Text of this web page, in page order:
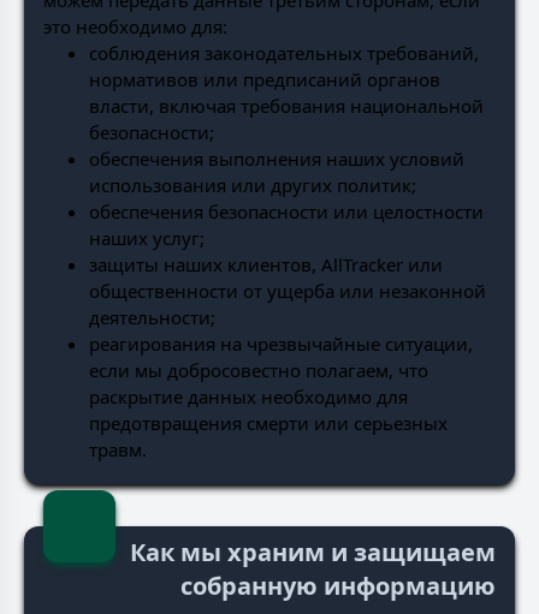
это необходимо для:
соблюдения законодательных требований,
нормативов или предписаний органов
власти, включая требования национальной
безопасности;
обеспечения выполнения наших условий
использования или других политик;
обеспечения безопасности или целостности
наших услуг;
защиты наших клиентов, AllTracker или
общественности от ущерба или незаконной
деятельности;
реагирования на чрезвычайные ситуации,
если мы добросовестно полагаем, что
раскрытие данных необходимо для
предотвращения смерти или серьезных
травм.
Как мы храним и защищаем
собранную информацию